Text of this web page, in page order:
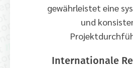
gewährleistet eine
und
Internationale